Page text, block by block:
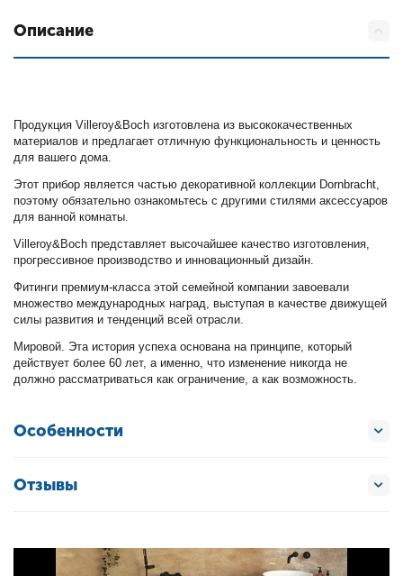
Описание
Продукция Villeroy&Boch изготовлена из высококачественных
материалов и предлагает отличную функциональность и ценность
для вашего дома.
Этот прибор является частью декоративной коллекции Dornbracht,
поэтому обязательно ознакомьтесь с другими стилями аксессуаров
для ванной комнаты.
Villeroy&Boch представляет высочайшее качество изготовления,
прогрессивное производство и инновационный дизайн.
Фитинги премиум-класса этой семейной компании завоевали
множество международных наград, выступая в качестве движущей
силы развития и тенденций всей отрасли.
Мировой. Эта история успеха основана на принципе, который
действует более 60 лет, а именно, что изменение никогда не
должно рассматриваться как ограничение, а как возможность.
Особенности
Отзывы